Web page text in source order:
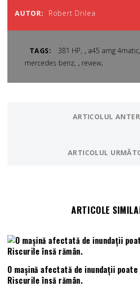
AUTOR: Robert Drilea
TAGS: 381 HP , a45 amg 4matic
mercedes benz , review,
ARTICOLUL
ARTICOLUL
ARTICOLE
O mașină afectată de inundații
Riscurile însă rămân.